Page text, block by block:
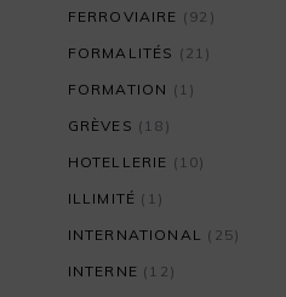
FERROVIAIRE (92)
FORMALITÉS (21)
FORMATION (1)
GRÈVES (18)
HOTELLERIE (10)
ILLIMITÉ (1)
INTERNATIONAL (25)
INTERNE (12)